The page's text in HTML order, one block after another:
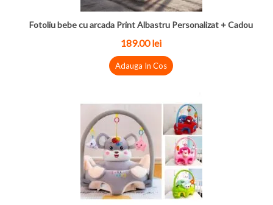
Fotoliu bebe cu arcada Print Albastru Personalizat + Cadou
189.00lei
Adauga In Cos